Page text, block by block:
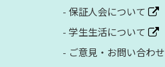
- 保証人会について
- 学生生活について
- ご意見・お問い合わせ